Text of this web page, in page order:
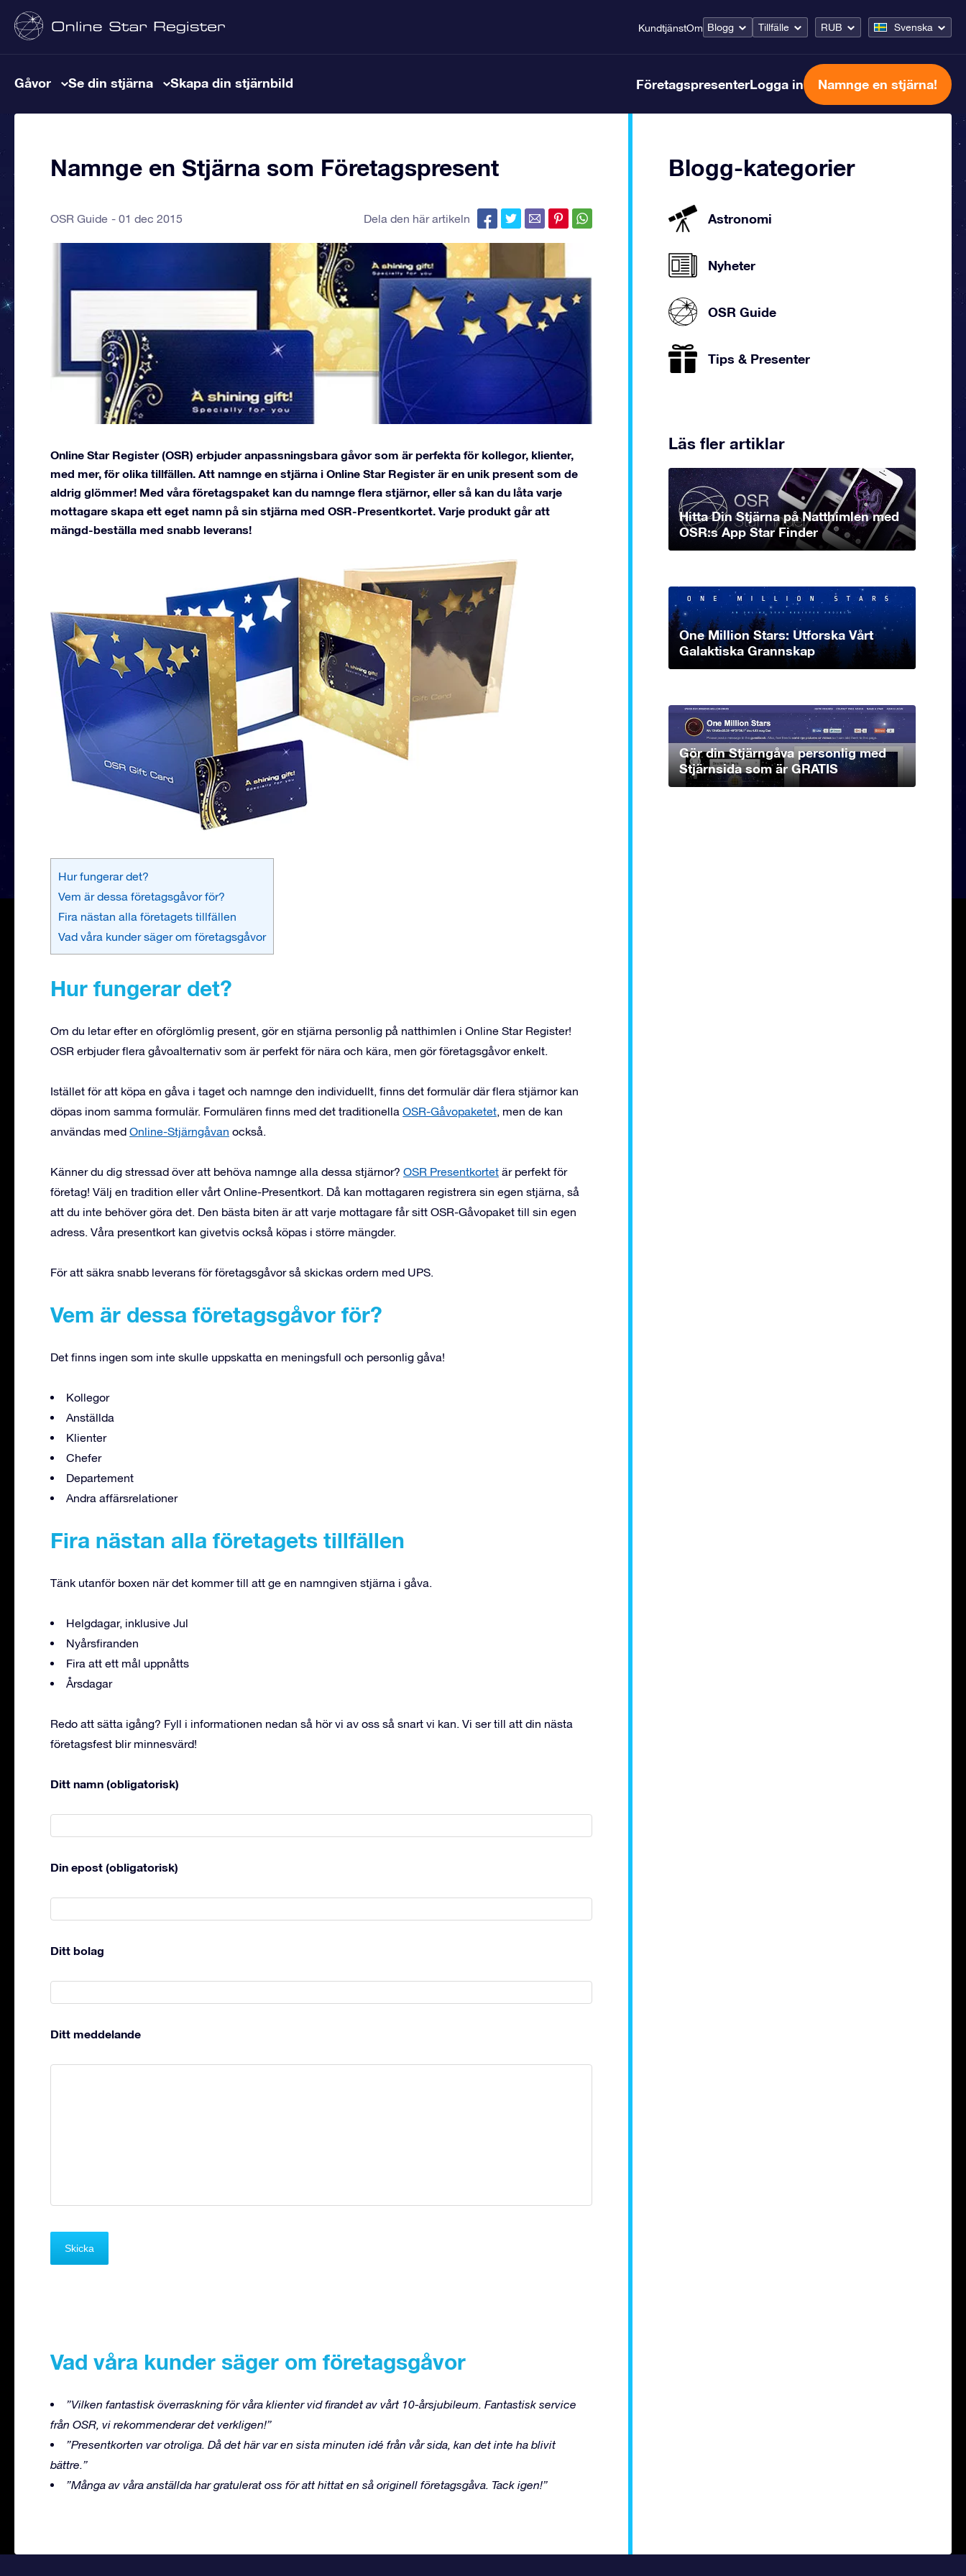
KundtjänstOm Blogg Tillfälle RUB Svenska
Gåvor Se din stjärna Skapa din stjärnbild FöretagspresenterLogga in Namnge en stjärna!
Namnge en Stjärna som Företagspresent
OSR Guide 01 dec 2015 Dela den här artikeln
Online Star Register (OSR) erbjuder anpassningsbara gåvor som är perfekta för kollegor, klienter,
med mer, för olika tillfällen. Att namnge en stjärna i Online Star Register är en unik present som de
aldrig glömmer! Med våra företagspaket kan du namnge flera stjärnor, eller så kan du låta varje
mottagare skapa ett eget namn på sin stjärna med OSR-Presentkortet. Varje produkt går att
mängd-beställa med snabb leverans!
Hur fungerar det?
Vem är dessa företagsgåvor för?
Fira nästan alla företagets tillfällen
Vad våra kunder säger om företagsgåvor
Hur fungerar det?
Om du letar efter en oförglömlig present, gör en stjärna personlig på natthimlen i Online Star Register!
OSR erbjuder flera gåvoalternativ som är perfekt för nära och kära, men gör företagsgåvor enkelt.
Istället för att köpa en gåva i taget och namnge den individuellt, finns det formulär där flera stjärnor kan
döpas inom samma formulär. Formulären finns med det traditionella OSR-Gåvopaketet, men de kan
användas med Online-Stjärngåvan också.
Känner du dig stressad över att behöva namnge alla dessa stjärnor? OSR Presentkortet är perfekt för
företag! Välj en tradition eller vårt Online-Presentkort. Då kan mottagaren registrera sin egen stjärna, så
att du inte behöver göra det. Den bästa biten är att varje mottagare får sitt OSR-Gåvopaket till sin egen
adress. Våra presentkort kan givetvis också köpas i större mängder.
För att säkra snabb leverans för företagsgåvor så skickas ordern med UPS.
Vem är dessa företagsgåvor för?
Det finns ingen som inte skulle uppskatta en meningsfull och personlig gåva!
Kollegor
Anställda
Klienter
Chefer
Departement
Andra affärsrelationer
Fira nästan alla företagets tillfällen
Tänk utanför boxen när det kommer till att ge en namngiven stjärna i gåva.
Helgdagar, inklusive Jul
Nyårsfiranden
Fira att ett mål uppnåtts
Årsdagar
Redo att sätta igång? Fyll i informationen nedan så hör vi av oss så snart vi kan. Vi ser till att din nästa
företagsfest blir minnesvärd!
Ditt namn (obligatorisk)
Din epost (obligatorisk)
Ditt bolag
Ditt meddelande
Vad våra kunder säger om företagsgåvor
”Vilken fantastisk överraskning för våra klienter vid firandet av vårt 10-årsjubileum. Fantastisk service
från OSR, vi rekommenderar det verkligen!”
”Presentkorten var otroliga. Då det här var en sista minuten idé från vår sida, kan det inte ha blivit
bättre.”
”Många av våra anställda har gratulerat oss för att hittat en så originell företagsgåva. Tack igen!”
Blogg-kategorier
Astronomi
Nyheter
OSR Guide
Tips & Presenter
Läs fler artiklar
Hitta Din Stjärna på Natthimlen med
OSR:s App Star Finder
One Million Stars: Utforska Vårt
Galaktiska Grannskap
Gör din Stjärngåva personlig med
Stjärnsida som är GRATIS